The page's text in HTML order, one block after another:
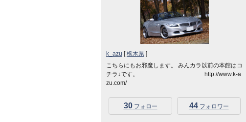
k_azu [栃木県 ]
こちらにもお邪魔します。 みんカラ以前の本館はコ
チラ↓です。 http://www.k-a
zu.com/
30フォロー 44フォロワー